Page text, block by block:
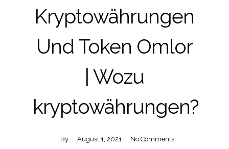
Kryptowährungen
Und Token Omlor
| Wozu
kryptowährungen?
By August 1, 2021 No Comments